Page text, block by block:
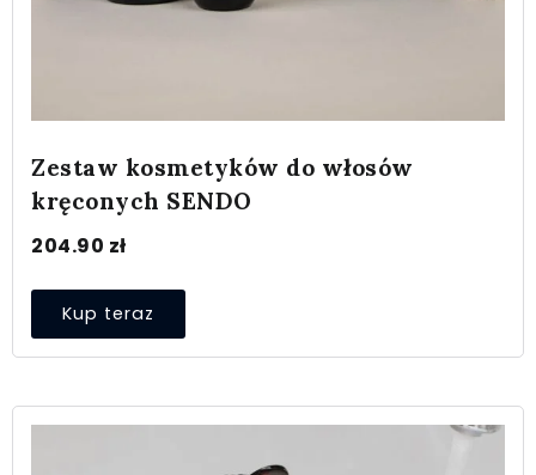
Zestaw kosmetyków do włosów
kręconych SENDO
204.90 zł
Kup teraz